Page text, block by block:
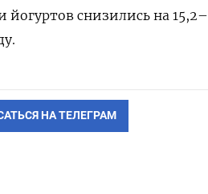
йогуртов снизились на
НА ТЕЛЕГРАМ